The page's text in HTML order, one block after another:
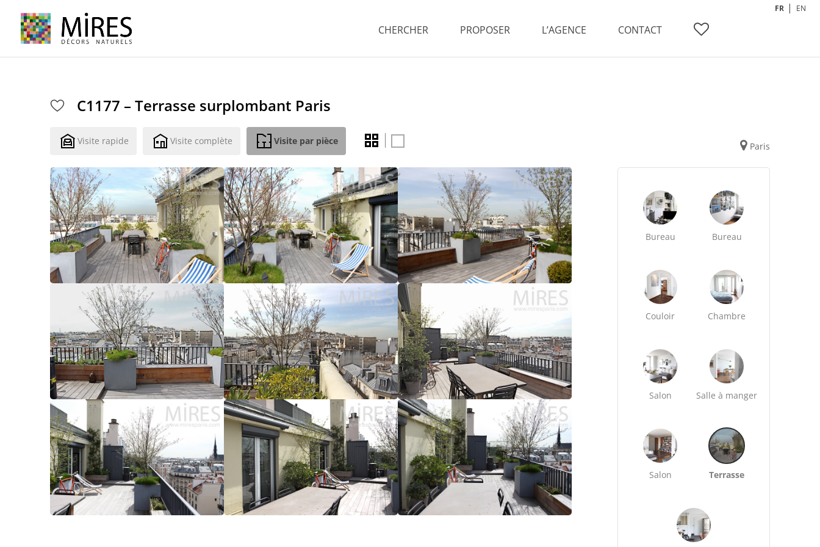
CHERCHER PROPOSER L’AGENCE CONTACT
FR EN
C1177 – Terrasse surplombant Paris
Visite rapide Visite complète Visite par pièce Paris
Bureau Bureau
Couloir Chambre
Salon Salle à manger
Salon Terrasse